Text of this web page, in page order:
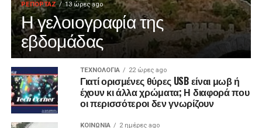
ΡΕΠΟΡΤΑΖ 13 ώρες ago
Η γελοιογραφία της
εβδομάδας
ΤΕΧΝΟΛΟΓΙΑ 22 ώρες ago
Γιατί ορισμένες θύρες USB είναι μωβ ή
έχουν κι άλλα χρώματα; Η διαφορά που
οι περισσότεροι δεν γνωρίζουν
ΚΟΙΝΩΝΙΑ 2 ημέρες ago